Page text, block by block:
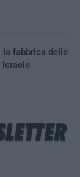
la fabbrica delle
Israele